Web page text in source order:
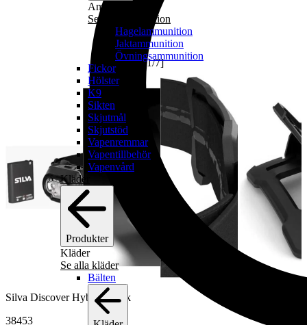
Ammunition
Se alla ammunition
Hagelammunition
Jaktammunition
Övningsammunition
Fickor
Hölster
K9
Sikten
Skjutmål
Skjutstöd
Vapenremmar
Vapentillbehör
Vapenvård
Kläder
Produkter
Kläder
Se alla kläder
Bälten
[1/7]
Silva Discover Hybrid Black
38453